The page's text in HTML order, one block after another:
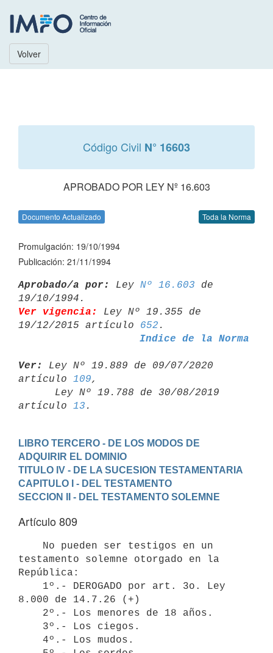
Volver
Código Civil N° 16603
APROBADO POR LEY Nº 16.603
Documento Actualizado Toda la Norma
Promulgación: 19/10/1994
Publicación: 21/11/1994
Aprobado/a por: Ley Nº 16.603 de
Ver vigencia:
Ley Nº 19.355 de
19/12/2015 artículo 652
Indice de la Norma
Ver:
Ley Nº 19.889 de 09/07/2020
artículo 109,
artículo 13
LIBRO TERCERO - DE LOS MODOS DE
ADQUIRIR EL DOMINIO
TITULO IV - DE LA SUCESION TESTAMENTARIA
CAPITULO I - DEL TESTAMENTO
SECCION II - DEL TESTAMENTO SOLEMNE
Artículo 809
testamento solemne otorgado en la
República:
8.000 de 14.7.26 (+)